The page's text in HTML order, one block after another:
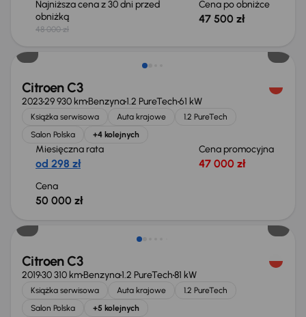
Najniższa cena z 30 dni przed
obniżką
48 000 zł
Cena po obniżce
47 500 zł
Od nowego taniej o 41 999 zł
Citroen C3
202329 930 kmBenzyna1.2 PureTech61 kW
Książka serwisowa Auta krajowe
1.2 PureTech
Salon Polska
+4 kolejnych
Miesięczna rata
od 298 zł
Cena promocyjna
47 000 zł
Cena
50 000 zł
Citroen C3
201930 310 kmBenzyna1.2 PureTech81 kW
Książka serwisowa Auta krajowe
1.2 PureTech
Salon Polska
+5 kolejnych